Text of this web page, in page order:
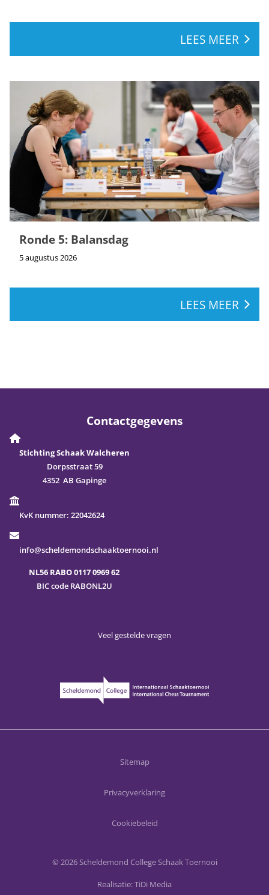
LEES MEER
Ronde 5: Balansdag
5 augustus 2026
LEES MEER
Contactgegevens
Stichting Schaak Walcheren
Dorpsstraat 59
4352 AB Gapinge
KvK nummer: 22042624
info@scheldemondschaaktoernooi.nl
NL56 RABO 0117 0969 62
BIC code RABONL2U
Veel gestelde vragen
Sitemap
Privacyverklaring
Cookiebeleid
© 2026 Scheldemond College Schaak Toernooi
Realisatie:TiDi Media